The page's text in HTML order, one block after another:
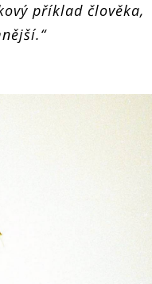
příklad člověka,